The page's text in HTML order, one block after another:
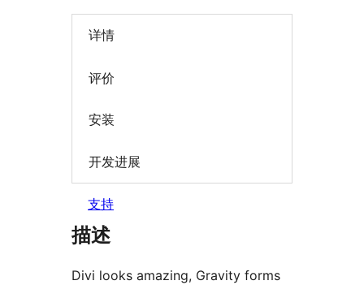
详情
评价
安装
开发进展
支持
描述
Divi looks amazing, Gravity forms